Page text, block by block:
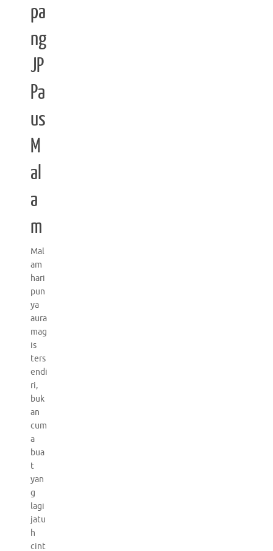
pa
ng
JP
Pa
us
M
al
a
m
Mal
am
hari
pun
ya
aura
mag
is
ters
endi
ri,
buk
an
cum
a
bua
t
yan
g
lagi
jatu
h
cint